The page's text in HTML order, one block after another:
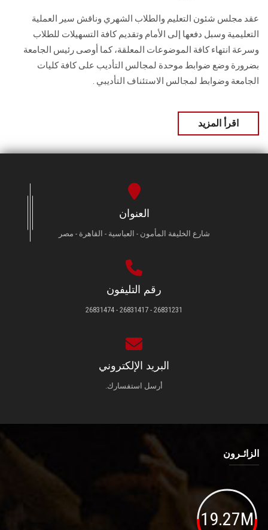
الزائـرون
سجل الان
عقد مجلس شئون التعليم والطلاب الشهري وناقش سير العملية
التعليمية وسبل دفعها إلى الأمام وتقديم كافة التسهيلات للطلاب
وسرعة انتهاء كافة الموضوعات المعلقة، كما أوصى رئيس الجامعة
بضرورة وضع ضوابط موحدة لمجالس التأديب على كافة كليات
الجامعة وضوابط لمجالس الاستئناف التأديبي .
اقرأ المزيد
العنوان
شارع الخليفة المأمون - العباسية - القاهرة - مصر
رقم التليفون
26831231 - 26831417 - 26831474
البريد الإلكتروني
أرسل استفسارك.
الزائـرون
19.27M